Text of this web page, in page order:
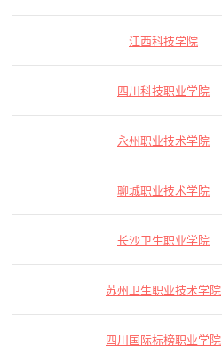
江西科技学院
四川科技职业学院
永州职业技术学院
聊城职业技术学院
长沙卫生职业学院
苏州卫生职业技术学院
四川国际标榜职业学院